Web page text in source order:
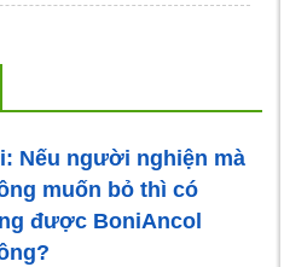
Nếu người nghiện mà
muốn bỏ thì có
được BoniAncol